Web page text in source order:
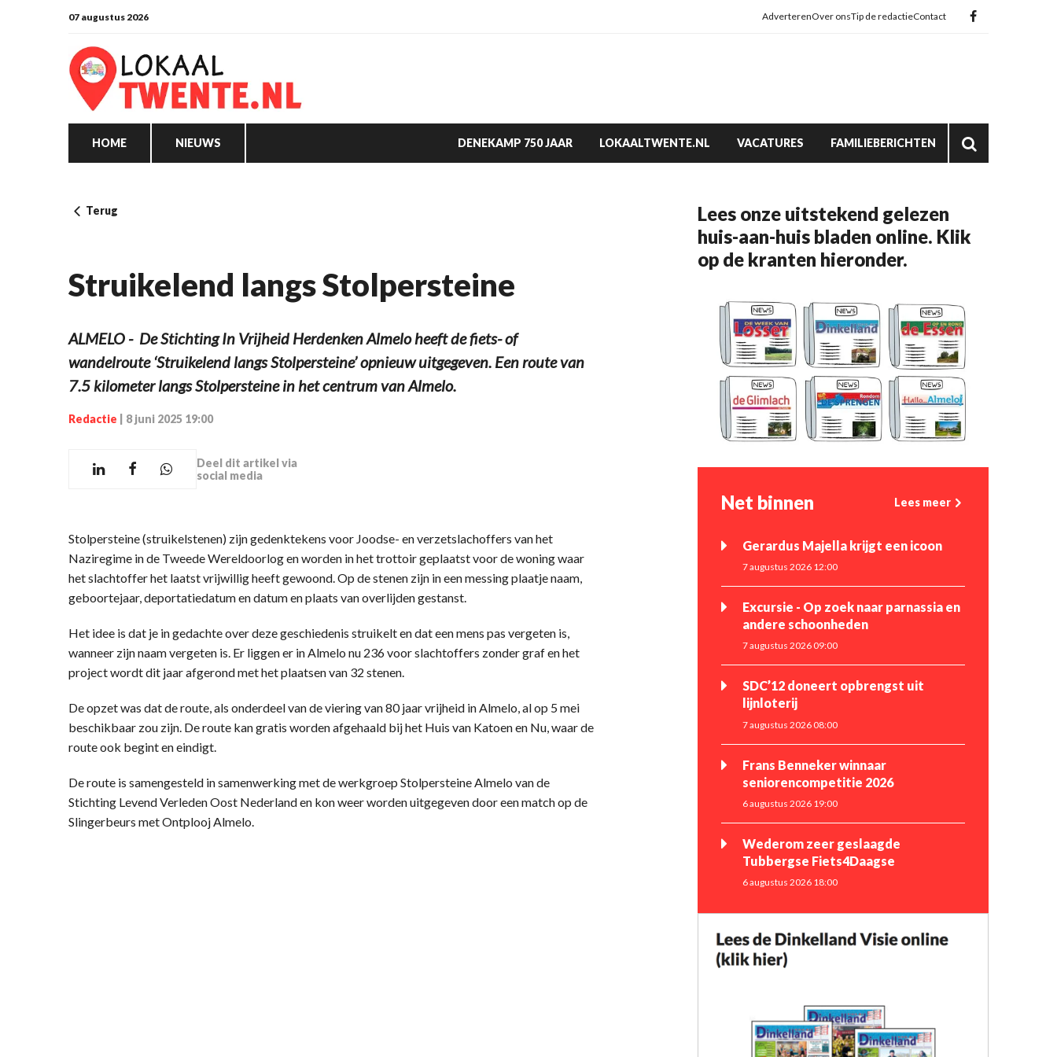
07 augustus 2026 AdverterenOver onsTip de redactieContact
HOME NIEUWS DENEKAMP 750 JAAR LOKAALTWENTE.NL VACATURES FAMILIEBERICHTEN
Terug
Struikelend langs Stolpersteine
ALMELO - De Stichting In Vrijheid Herdenken Almelo heeft de fiets- of
wandelroute ‘Struikelend langs Stolpersteine’ opnieuw uitgegeven. Een route van
7.5 kilometer langs Stolpersteine in het centrum van Almelo.
Redactie 8 juni 2025 19:00
Deel dit artikel via
social media
Stolpersteine (struikelstenen) zijn gedenktekens voor Joodse- en verzetslachoffers van het
Naziregime in de Tweede Wereldoorlog en worden in het trottoir geplaatst voor de woning waar
het slachtoffer het laatst vrijwillig heeft gewoond. Op de stenen zijn in een messing plaatje naam,
geboortejaar, deportatiedatum en datum en plaats van overlijden gestanst.
Het idee is dat je in gedachte over deze geschiedenis struikelt en dat een mens pas vergeten is,
wanneer zijn naam vergeten is. Er liggen er in Almelo nu 236 voor slachtoffers zonder graf en het
project wordt dit jaar afgerond met het plaatsen van 32 stenen.
De opzet was dat de route, als onderdeel van de viering van 80 jaar vrijheid in Almelo, al op 5 mei
beschikbaar zou zijn. De route kan gratis worden afgehaald bij het Huis van Katoen en Nu, waar de
route ook begint en eindigt.
De route is samengesteld in samenwerking met de werkgroep Stolpersteine Almelo van de
Stichting Levend Verleden Oost Nederland en kon weer worden uitgegeven door een match op de
Slingerbeurs met Ontplooj Almelo.
Lees onze uitstekend gelezen
huis-aan-huis bladen online. Klik
op de kranten hieronder.
Net binnen Lees meer
Gerardus Majella krijgt een icoon
7 augustus 2026 12:00
Excursie - Op zoek naar parnassia en
andere schoonheden
7 augustus 2026 09:00
SDC’12 doneert opbrengst uit
lijnloterij
7 augustus 2026 08:00
Frans Benneker winnaar
seniorencompetitie 2026
6 augustus 2026 19:00
Wederom zeer geslaagde
Tubbergse Fiets4Daagse
6 augustus 2026 18:00